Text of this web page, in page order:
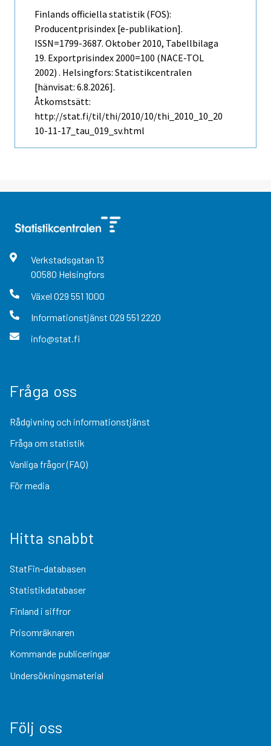
Finlands officiella statistik (FOS):
Producentprisindex [e-publikation].
ISSN=1799-3687. Oktober 2010, Tabellbilaga
19. Exportprisindex 2000=100 (NACE-TOL
2002) . Helsingfors: Statistikcentralen
[hänvisat: 6.8.2026].
Åtkomstsätt:
http://stat.fi/til/thi/2010/10/thi_2010_10_20
10-11-17_tau_019_sv.html
Verkstadsgatan 13
00580 Helsingfors
Växel 029 551 1000
Informationstjänst 029 551 2220
info@stat.fi
Fråga oss
Rådgivning och informationstjänst
Fråga om statistik
Vanliga frågor (FAQ)
För media
Hitta snabbt
StatFin-databasen
Statistikdatabaser
Finland i siffror
Prisomräknaren
Kommande publiceringar
Undersökningsmaterial
Följ oss